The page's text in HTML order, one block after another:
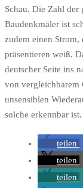
Schau. Die Zahl der
Baudenkmäler ist
zudem einen
präsentieren weiß.
deutscher Seite ins
von vergleichbarem
unsensiblen
solche erkennbar ist.
teilen
teilen
teilen